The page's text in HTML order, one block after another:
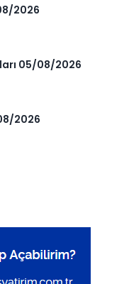
2026
05/08/2026
2026